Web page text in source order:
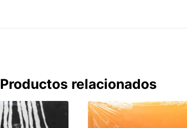
Productos relacionados